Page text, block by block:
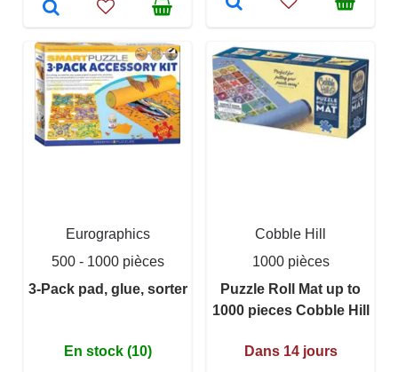
Eurographics
500 - 1000 pièces
3-Pack pad, glue, sorter
En stock (10)
Cobble Hill
1000 pièces
Puzzle Roll Mat up to
1000 pieces Cobble Hill
Dans 14 jours